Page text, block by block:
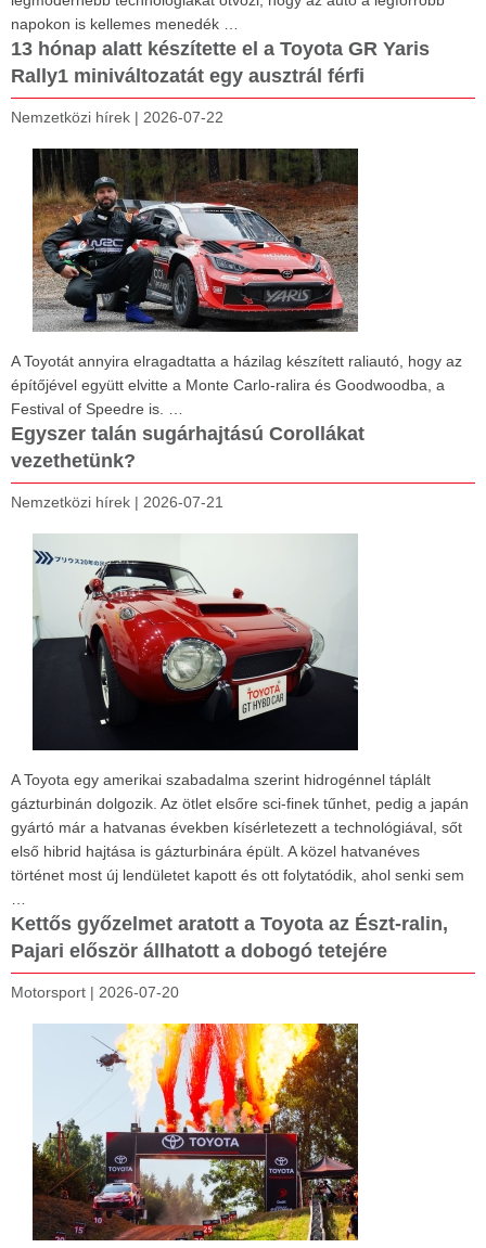
napokon is kellemes menedék …
13 hónap alatt készítette el a Toyota GR Yaris
Rally1 miniváltozatát egy ausztrál férfi
Nemzetközi hírek | 2026-07-22
A Toyotát annyira elragadtatta a házilag készített raliautó, hogy az
építőjével együtt elvitte a Monte Carlo-ralira és Goodwoodba, a
Festival of Speedre is. …
Egyszer talán sugárhajtású Corollákat
vezethetünk?
Nemzetközi hírek | 2026-07-21
A Toyota egy amerikai szabadalma szerint hidrogénnel táplált
gázturbinán dolgozik. Az ötlet elsőre sci-finek tűnhet, pedig a japán
gyártó már a hatvanas években kísérletezett a technológiával, sőt
első hibrid hajtása is gázturbinára épült. A közel hatvanéves
történet most új lendületet kapott és ott folytatódik, ahol senki sem
Kettős győzelmet aratott a Toyota az Észt-ralin,
Pajari először állhatott a dobogó tetejére
Motorsport | 2026-07-20